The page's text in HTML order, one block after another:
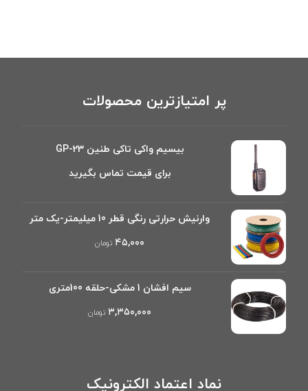
پر امتیازترین محصولات
بیسیم واکی تاکی طنین GP-23
برای قیمت تماس بگیرید
وارنیش حرارتی رنگی قطر 10 میلیمتر-یک متر
۴۵,۰۰۰ تومان
سیم افشان 1 مشکی-حلقه 100متری
۳,۳۵۰,۰۰۰ تومان
نماد اعتماد الکترونیک